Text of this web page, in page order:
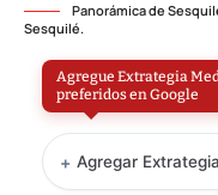
Panorámica de
Sesquilé.
Agregue Extrategia
preferidos en Google
+ Agregar